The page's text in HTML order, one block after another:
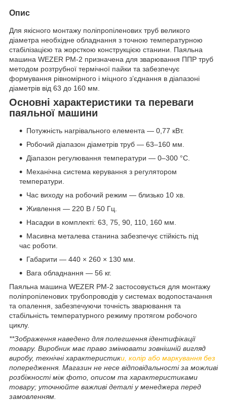
Опис
Для якісного монтажу поліпропіленових труб великого
діаметра необхідне обладнання з точною температурною
стабілізацією та жорсткою конструкцією станини. Паяльна
машина WEZER PM-2 призначена для зварювання ППР труб
методом розтрубної термічної пайки та забезпечує
формування рівномірного і міцного з’єднання в діапазоні
діаметрів від 63 до 160 мм.
Основні характеристики та переваги
паяльної машини
Потужність нагрівального елемента — 0,77 кВт.
Робочий діапазон діаметрів труб — 63–160 мм.
Діапазон регулювання температури — 0–300 °C.
Механічна система керування з регулятором
температури.
Час виходу на робочий режим — близько 10 хв.
Живлення — 220 В / 50 Гц.
Насадки в комплекті: 63, 75, 90, 110, 160 мм.
Масивна металева станина забезпечує стійкість під
час роботи.
Габарити — 440 × 260 × 130 мм.
Вага обладнання — 56 кг.
Паяльна машина WEZER PM-2 застосовується для монтажу
поліпропіленових трубопроводів у системах водопостачання
та опалення, забезпечуючи точність зварювання та
стабільність температурного режиму протягом робочого
циклу.
**Зображення наведено для полегшення ідентифікації
товару. Виробник має право змінювати зовнішній вигляд
виробу, технічні характеристики, колір або маркування без
попередження. Магазин не несе відповідальності за можливі
розбіжності між фото, описом та характеристиками
товару; уточнюйте важливі деталі у менеджера перед
замовленням.